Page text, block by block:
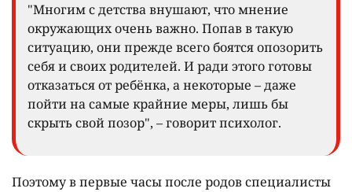
"Многим с детства внушают, что мнение
окружающих очень важно. Попав в такую
ситуацию, они прежде всего боятся опозорить
себя и своих родителей. И ради этого готовы
отказаться от ребёнка, а некоторые – даже
пойти на самые крайние меры, лишь бы
скрыть свой позор", – говорит психолог.
Поэтому в первые часы после родов специалисты